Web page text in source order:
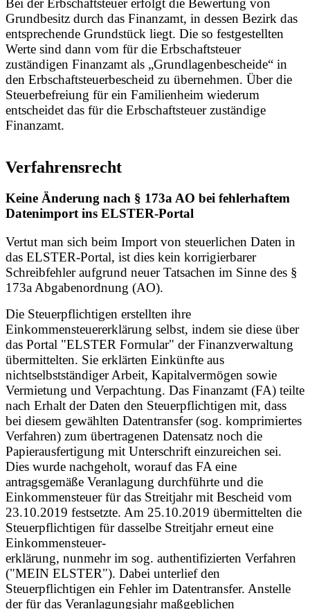
Bei der Erbschaftsteuer erfolgt die Bewertung von
Grundbesitz durch das Finanzamt, in dessen Bezirk das
entsprechende Grundstück liegt. Die so festgestellten
Werte sind dann vom für die Erbschaftsteuer
zuständigen Finanzamt als „Grundlagenbescheide“ in
den Erbschaftsteuerbescheid zu übernehmen. Über die
Steuerbefreiung für ein Familienheim wiederum
entscheidet das für die Erbschaftsteuer zuständige
Finanzamt.
Verfahrensrecht
Keine Änderung nach § 173a AO bei fehlerhaftem
Datenimport ins ELSTER-Portal
Vertut man sich beim Import von steuerlichen Daten in
das ELSTER-Portal, ist dies kein korrigierbarer
Schreibfehler aufgrund neuer Tatsachen im Sinne des §
173a Abgabenordnung (AO).
Die Steuerpflichtigen erstellten ihre
Einkommensteuererklärung selbst, indem sie diese über
das Portal "ELSTER Formular" der Finanzverwaltung
übermittelten. Sie erklärten Einkünfte aus
nichtselbstständiger Arbeit, Kapitalvermögen sowie
Vermietung und Verpachtung. Das Finanzamt (FA) teilte
nach Erhalt der Daten den Steuerpflichtigen mit, dass
bei diesem gewählten Datentransfer (sog. komprimiertes
Verfahren) zum übertragenen Datensatz noch die
Papierausfertigung mit Unterschrift einzureichen sei.
Dies wurde nachgeholt, worauf das FA eine
antragsgemäße Veranlagung durchführte und die
Einkommensteuer für das Streitjahr mit Bescheid vom
23.10.2019 festsetzte. Am 25.10.2019 übermittelten die
Steuerpflichtigen für dasselbe Streitjahr erneut eine
Einkommensteuer-
erklärung, nunmehr im sog. authentifizierten Verfahren
("MEIN ELSTER"). Dabei unterlief den
Steuerpflichtigen ein Fehler im Datentransfer. Anstelle
der für das Veranlagungsjahr maßgeblichen